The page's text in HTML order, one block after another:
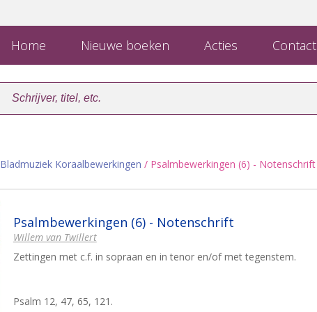
Home Nieuwe boeken Acties Contact
Bladmuziek Koraalbewerkingen / Psalmbewerkingen (6) - Notenschrift
Psalmbewerkingen (6) - Notenschrift
Willem van Twillert
Zettingen met c.f. in sopraan en in tenor en/of met tegenstem.
Psalm 12, 47, 65, 121.